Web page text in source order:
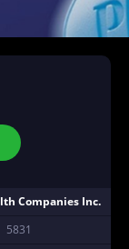
Companies Inc.
5831